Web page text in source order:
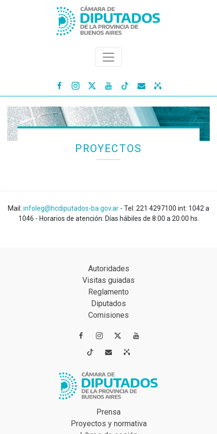
   
PROYECTOS
Mail: infoleg@hcdiputados-ba.gov.ar - Tel: 221 4297100 int: 1042 a
1046 - Horarios de atención: Días hábiles de 8:00 a 20:00 hs.
Autoridades
Visitas guiadas
Reglamento
Diputados
Comisiones
 
 
Prensa
Proyectos y normativa